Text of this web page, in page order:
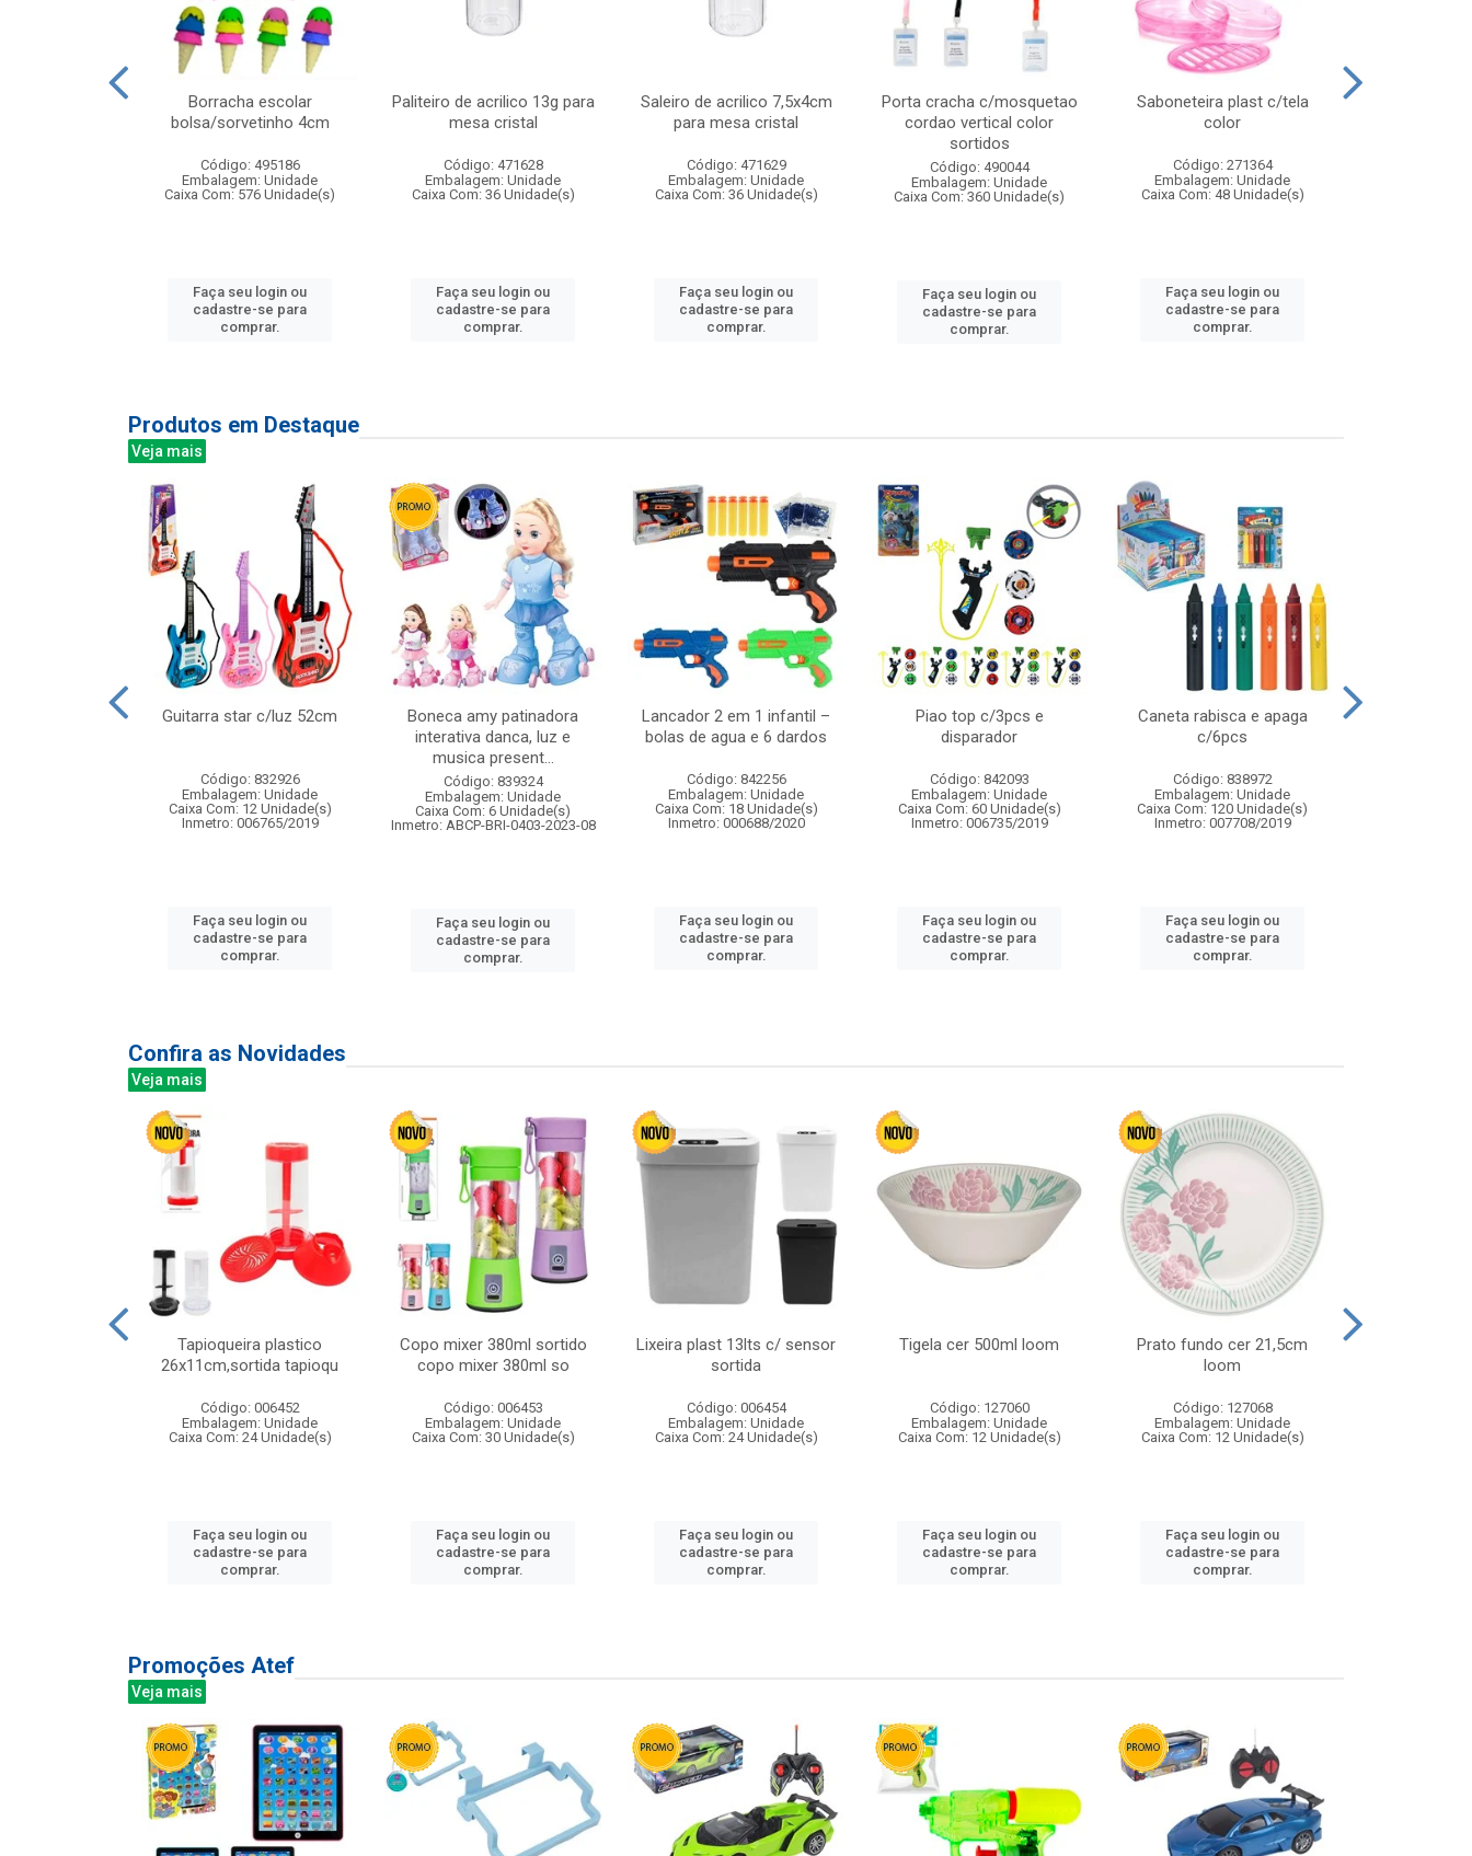
Borracha escolar
bolsa/sorvetinho 4cm
Código: 495186
Embalagem: Unidade
Caixa Com: 576 Unidade(s)
Faça seu login ou
cadastre-se para
comprar.
Paliteiro de acrilico 13g para
mesa cristal
Código: 471628
Embalagem: Unidade
Caixa Com: 36 Unidade(s)
Faça seu login ou
cadastre-se para
comprar.
Saleiro de acrilico 7,5x4cm
para mesa cristal
Código: 471629
Embalagem: Unidade
Caixa Com: 36 Unidade(s)
Faça seu login ou
cadastre-se para
comprar.
Porta cracha c/mosquetao
cordao vertical color
sortidos
Código: 490044
Embalagem: Unidade
Caixa Com: 360 Unidade(s)
Faça seu login ou
cadastre-se para
comprar.
Saboneteira plast c/tela
color
Código: 271364
Embalagem: Unidade
Caixa Com: 48 Unidade(s)
Faça seu login ou
cadastre-se para
comprar.
Produtos em Destaque
Veja mais
Guitarra star c/luz 52cm
Código: 832926
Embalagem: Unidade
Caixa Com: 12 Unidade(s)
Inmetro: 006765/2019
Faça seu login ou
cadastre-se para
comprar.
Boneca amy patinadora
interativa danca, luz e
musica present...
Código: 839324
Embalagem: Unidade
Caixa Com: 6 Unidade(s)
Inmetro: ABCP-BRI-0403-2023-08
Faça seu login ou
cadastre-se para
comprar.
Lancador 2 em 1 infantil –
bolas de agua e 6 dardos
Código: 842256
Embalagem: Unidade
Caixa Com: 18 Unidade(s)
Inmetro: 000688/2020
Faça seu login ou
cadastre-se para
comprar.
Piao top c/3pcs e
disparador
Código: 842093
Embalagem: Unidade
Caixa Com: 60 Unidade(s)
Inmetro: 006735/2019
Faça seu login ou
cadastre-se para
comprar.
Caneta rabisca e apaga
c/6pcs
Código: 838972
Embalagem: Unidade
Caixa Com: 120 Unidade(s)
Inmetro: 007708/2019
Faça seu login ou
cadastre-se para
comprar.
Confira as Novidades
Veja mais
Tapioqueira plastico
26x11cm,sortida tapioqu
Código: 006452
Embalagem: Unidade
Caixa Com: 24 Unidade(s)
Faça seu login ou
cadastre-se para
comprar.
Copo mixer 380ml sortido
copo mixer 380ml so
Código: 006453
Embalagem: Unidade
Caixa Com: 30 Unidade(s)
Faça seu login ou
cadastre-se para
comprar.
Lixeira plast 13lts c/ sensor
sortida
Código: 006454
Embalagem: Unidade
Caixa Com: 24 Unidade(s)
Faça seu login ou
cadastre-se para
comprar.
Tigela cer 500ml loom
Código: 127060
Embalagem: Unidade
Caixa Com: 12 Unidade(s)
Faça seu login ou
cadastre-se para
comprar.
Prato fundo cer 21,5cm
loom
Código: 127068
Embalagem: Unidade
Caixa Com: 12 Unidade(s)
Faça seu login ou
cadastre-se para
comprar.
Promoções Atef
Veja mais